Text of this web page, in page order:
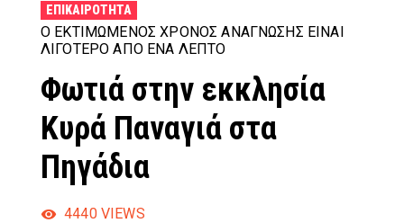
ΕΠΙΚΑΙΡΌΤΗΤΑ
Ο ΕΚΤΙΜΏΜΕΝΟΣ ΧΡΌΝΟΣ ΑΝΆΓΝΩΣΗΣ ΕΊΝΑΙ
ΛΙΓΌΤΕΡΟ ΑΠΌ ΈΝΑ ΛΕΠΤΌ
Φωτιά στην εκκλησία
Κυρά Παναγιά στα
Πηγάδια
4440 VIEWS